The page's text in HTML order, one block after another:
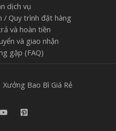
dịch vụ
/ Quy trình đặt hàng
và hoàn tiền
và giao nhận
gặp (FAQ)
Bao Bì Giá Rẻ